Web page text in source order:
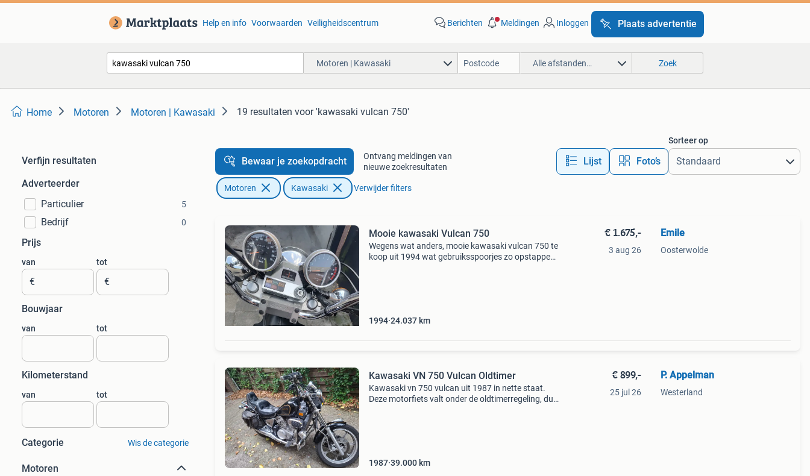
Help en info Voorwaarden Veiligheidscentrum Berichten Meldingen Inloggen Plaats advertentie
Motoren | Kawasaki Alle afstanden… Zoek
Home Motoren Motoren | Kawasaki 19 resultaten voor 'kawasaki vulcan 750'
Verfijn resultaten
Adverteerder
Particulier
5
Bedrijf 0
Prijs
van
€
tot
€
Bouwjaar
van tot
Kilometerstand
van tot
Categorie Wis de categorie
Motoren
Bewaar je zoekopdracht
Ontvang meldingen van
nieuwe zoekresultaten
Lijst Foto’s
Sorteer op
Motoren Kawasaki Verwijder filters
Mooie kawasaki Vulcan 750
Wegens wat anders, mooie kawasaki vulcan 750 te
koop uit 1994 wat gebruiksspoorjes zo opstappen
1994 24.037 km
€ 1.675,-
3 aug 26
Emile
Oosterwolde
Kawasaki VN 750 Vulcan Oldtimer
Kawasaki vn 750 vulcan uit 1987 in nette staat.
Deze motorfiets valt onder de oldtimerregeling, dus
1987 39.000 km
€ 899,-
25 jul 26
P. Appelman
Westerland